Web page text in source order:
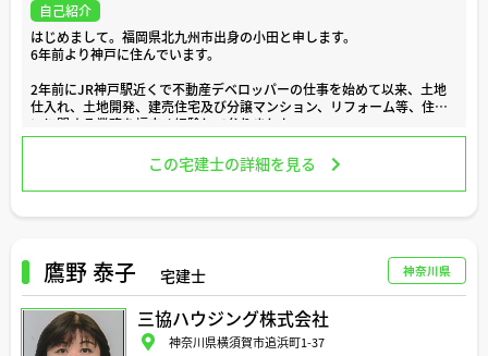
自己紹介
はじめまして。福岡県北九州市出身の小田と申します。
6年前より神戸に住んでいます。
2年前にJR神戸駅近くで不動産デベロッパーの仕事を始めて以来、土地
仕入れ、土地開発、建売住宅及び分譲マンション、リフォーム等、住ま
いに関する業務を幅広く経験して参りました。
また、個人でも不動産賃貸業（DIYで築古住宅）を行っております。
家を売る、買う、借りる、引っ越す、等の住まいに関するイベントは、
お客様にとって心に残る思い出となる出来事であり、また、より豊かな
機会を頂き、この仕事にとても喜びを感じています。
日々の業務では、お客様の「安心」と「理想」を第一に、ご要望を丁寧
にお聞かせ頂いた上でお客様にどのようなご提案をすればより幸せにな
って頂けるかということを常に心がけております。
この宅建士の詳細を見る
鷹野 泰子 宅建士 神奈川県
三協ハウジング株式会社
神奈川県横須賀市追浜町1-37